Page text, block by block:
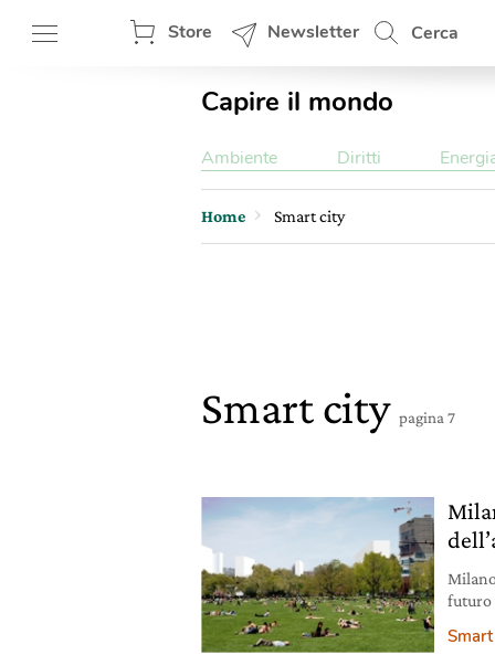
Store Newsletter Cerca
Capire il mondo
Ambiente Diritti
Home Smart city
Smart city pagina 7
futuro